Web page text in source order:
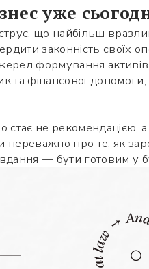
уже
що найбільш
законність своїх
формування
та фінансової
стає не
про те, як
— бути готовим
Ім’я *
Номер телефону *
Заповніть